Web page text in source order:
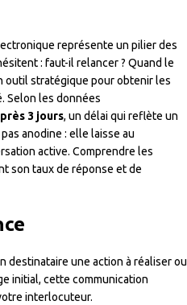
représente un pilier des
: faut-il relancer ? Quand le
outil stratégique pour obtenir les
Selon les données
3 jours, un délai qui reflète un
anodine : elle laisse au
active. Comprendre les
son taux de réponse et de
destinataire une action à réaliser ou
initial, cette communication
interlocuteur.